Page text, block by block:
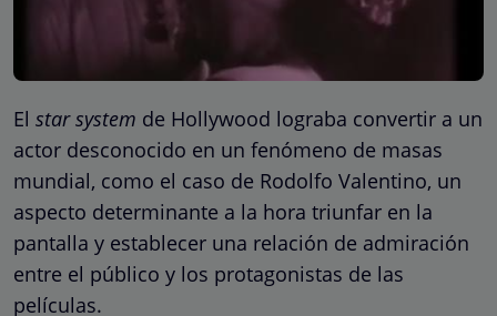
El star system de Hollywood lograba convertir a un
actor desconocido en un fenómeno de masas
mundial, como el caso de Rodolfo Valentino, un
aspecto determinante a la hora triunfar en la
pantalla y establecer una relación de admiración
entre el público y los protagonistas de las
películas.